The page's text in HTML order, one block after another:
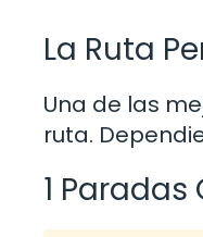
La Ruta
Una de las
ruta.
1